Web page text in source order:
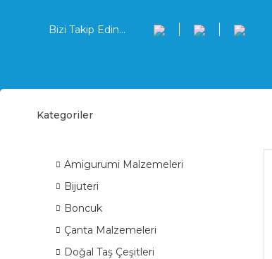
Bizi Takip Edin...
Kategoriler
ÜRÜN GRUPLARI
Amigurumi Malzemeleri
Bijuteri
Boncuk
Çanta Malzemeleri
Doğal Taş Çeşitleri